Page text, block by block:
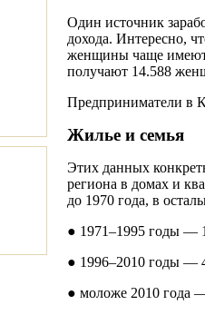
Один источник
дохода. Интересно,
женщины чаще имеют
получают 14.588
Предприниматели в
Жилье и семья
Этих данных
региона в домах и
до 1970 года, в
● 1971–1995 годы —
● 1996–2010 годы —
● моложе 2010 года